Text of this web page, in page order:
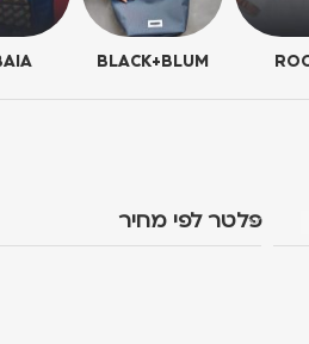
BLACK+BLUM
פלטר לפי מחיר